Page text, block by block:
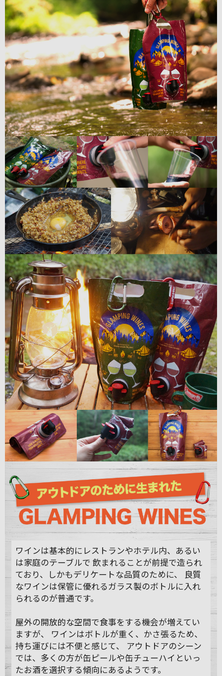
ワインは基本的にレストランやホテル内、あるい
は家庭のテーブルで 飲まれることが前提で造られ
ており、しかもデリケートな品質のために、 良質
なワインは保管に優れるガラス製のボトルに入れ
られるのが普通です。
屋外の開放的な空間で食事をする機会が増えてい
ますが、 ワインはボトルが重く、かさ張るため、
持ち運びには不便と感じて、 アウトドアのシーン
では、多くの方が缶ピールや缶チューハイといっ
たお酒を選択する傾向にあるようです。